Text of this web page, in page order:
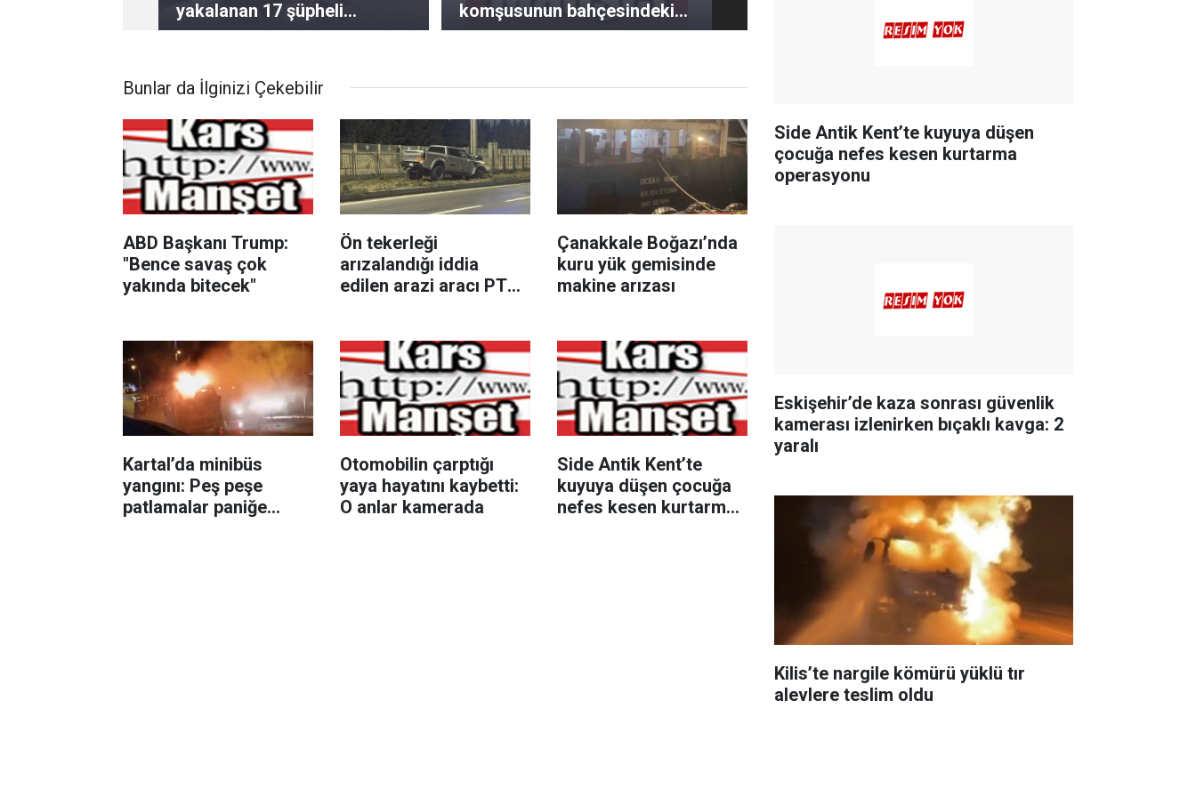
yakalanan 17 şüpheli
tutuklandı
komşusunun bahçesindeki
çuvalda bulundu
Bunlar da İlginizi Çekebilir
ABD Başkanı Trump:
"Bence savaş çok
yakında bitecek"
Ön tekerleği
arızalandığı iddia
edilen arazi aracı PTS
Çanakkale Boğazı’nda
kuru yük gemisinde
makine arızası
Kartal’da minibüs
yangını: Peş peşe
patlamalar paniğe
Otomobilin çarptığı
yaya hayatını kaybetti:
O anlar kamerada
Side Antik Kent’te
kuyuya düşen çocuğa
nefes kesen kurtarma
Side Antik Kent’te kuyuya düşen
çocuğa nefes kesen kurtarma
operasyonu
Eskişehir’de kaza sonrası güvenlik
kamerası izlenirken bıçaklı kavga: 2
yaralı
Kilis’te nargile kömürü yüklü tır
alevlere teslim oldu